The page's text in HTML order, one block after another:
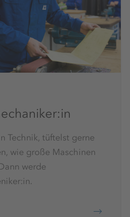
Technik, tüftelst gerne
wie große Maschinen
werde